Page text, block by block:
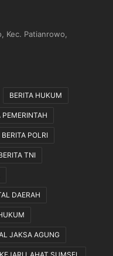
Kec. Patianrowo,
BERITA HUKUM
PEMERINTAH
BERITA POLRI
TNI
DAERAH
JAKSA AGUNG